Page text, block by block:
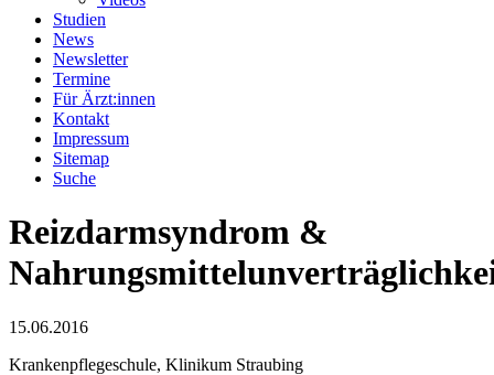
Studien
News
Newsletter
Termine
Für Ärzt:innen
Kontakt
Impressum
Sitemap
Suche
Reizdarmsyndrom &
15.06.2016
Krankenpflegeschule, Klinikum Straubing